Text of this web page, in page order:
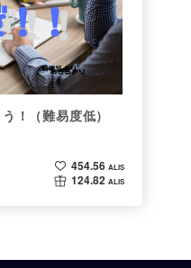
！（難易度低）
454.56 ALIS
124.82 ALIS